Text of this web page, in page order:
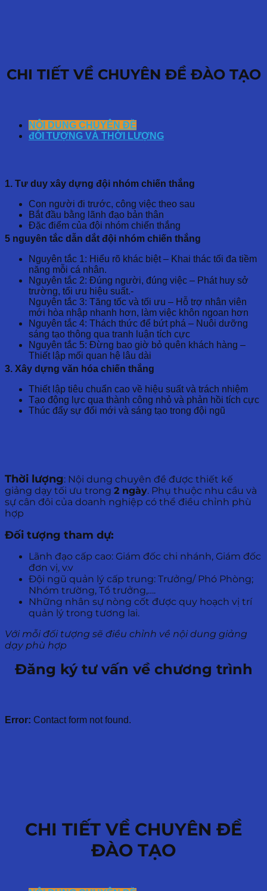
CHI TIẾT VỀ CHUYÊN ĐỀ ĐÀO TẠO
NỘI DUNG CHUYÊN ĐỀ
đỐI TƯỢNG VÀ THỜI LƯỢNG
1. Tư duy xây dựng đội nhóm chiến thắng
Con người đi trước, công việc theo sau
Bắt đầu bằng lãnh đạo bản thân
Đặc điểm của đội nhóm chiến thắng
5 nguyên tắc dẫn dắt đội nhóm chiến thắng
Nguyên tắc 1: Hiểu rõ khác biệt – Khai thác tối đa tiềm
năng mỗi cá nhân.
Nguyên tắc 2: Đúng người, đúng việc – Phát huy sở
trường, tối ưu hiệu suất.-
Nguyên tắc 3: Tăng tốc và tối ưu – Hỗ trợ nhân viên
mới hòa nhập nhanh hơn, làm việc khôn ngoan hơn
Nguyên tắc 4: Thách thức để bứt phá – Nuôi dưỡng
sáng tạo thông qua tranh luận tích cực
Nguyên tắc 5: Đừng bao giờ bỏ quên khách hàng –
Thiết lập mối quan hệ lâu dài
3. Xây dựng văn hóa chiến thắng
Thiết lập tiêu chuẩn cao về hiệu suất và trách nhiệm
Tạo động lực qua thành công nhỏ và phản hồi tích cực
Thúc đẩy sự đổi mới và sáng tạo trong đội ngũ
Thời lượng: Nội dung chuyên đề được thiết kế
giảng dạy tối ưu trong 2 ngày. Phụ thuộc nhu cầu và
sự cân đôi của doanh nghiệp có thể điều chỉnh phù
hợp
Đối tượng tham dự:
Lãnh đạo cấp cao: Giám đốc chi nhánh, Giám đốc
đơn vị, v.v
Đội ngũ quản lý cấp trung: Trưởng/ Phó Phòng;
Nhóm trường, Tổ trưởng,….
Những nhân sự nòng cốt được quy hoạch vị trí
quản lý trong tương lai.
Với mỗi đối tượng sẽ điều chỉnh về nội dung giảng
dạy phù hợp
Đăng ký tư vấn về chương trình
Error: Contact form not found.
CHI TIẾT VỀ CHUYÊN ĐỀ
ĐÀO TẠO